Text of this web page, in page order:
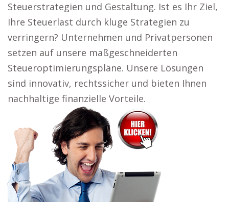
Steuerstrategien und Gestaltung. Ist es Ihr Ziel,
Ihre Steuerlast durch kluge Strategien zu
verringern? Unternehmen und Privatpersonen
setzen auf unsere maßgeschneiderten
Steueroptimierungspläne. Unsere Lösungen
sind innovativ, rechtssicher und bieten Ihnen
nachhaltige finanzielle Vorteile.